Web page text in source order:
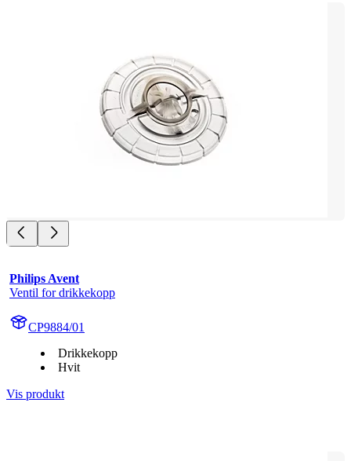
Philips Avent
Ventil for drikkekopp
CP9884/01
Drikkekopp
Hvit
Vis produkt